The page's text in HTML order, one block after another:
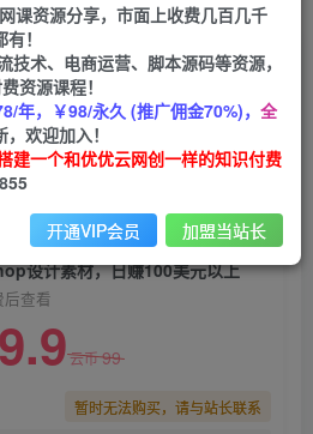
设计素材，日赚100美
关注 私信
设计素材，日赚100美元以上
后查看
9.9云币99
暂时无法购买，请与站长联系
课资源分享，市面上收费几百几千
！
技术、电商运营、脚本源码等资源，
资源课程！
年，￥98/永久 (推广佣金70%)， 全
欢迎加入！
建一个和优优云网创一样的知识付费
开通VIP会员 加盟当站长